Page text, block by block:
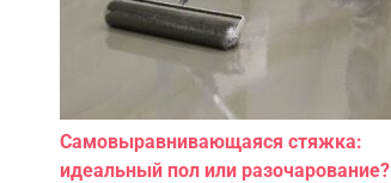
Самовыравнивающаяся стяжка:
идеальный пол или разочарование?